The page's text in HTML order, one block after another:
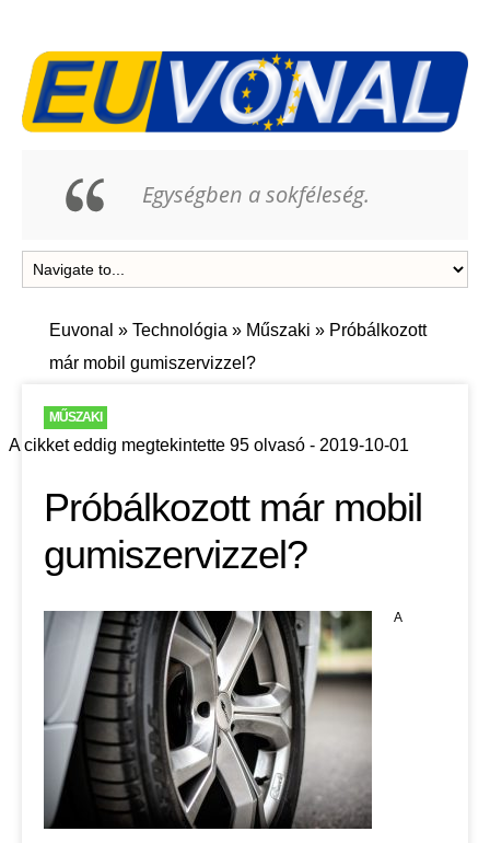
Egységben a sokféleség.
Euvonal » Technológia » Műszaki » Próbálkozott
már mobil gumiszervizzel?
MŰSZAKI
A cikket eddig megtekintette 95 olvasó - 2019-10-01
Próbálkozott már mobil
gumiszervizzel?
A